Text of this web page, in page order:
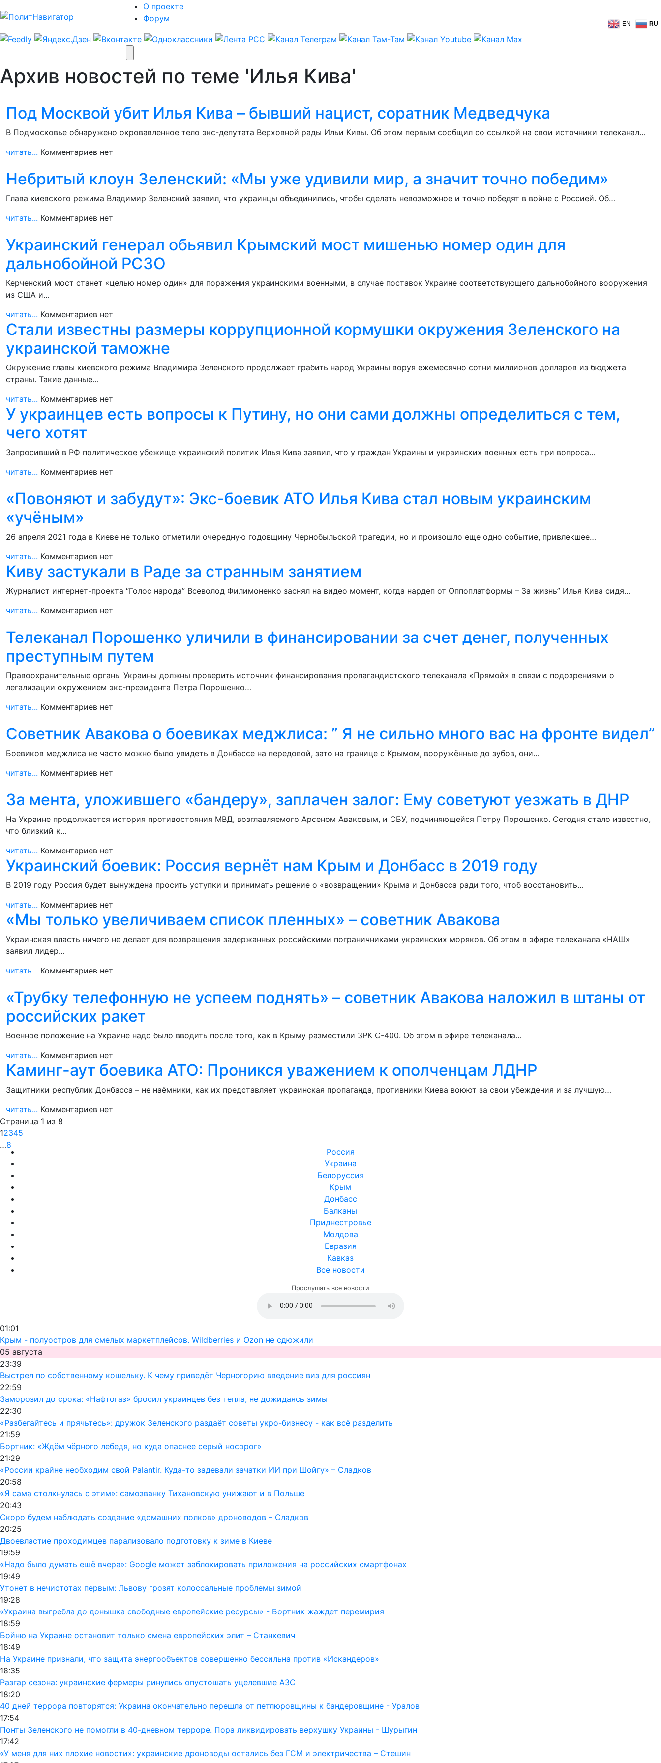
О проекте
Форум
EN RU
Архив новостей по теме 'Илья Кива'
Под Москвой убит Илья Кива – бывший нацист, соратник Медведчука
В Подмосковье обнаружено окровавленное тело экс-депутата Верховной рады Ильи Кивы. Об этом первым сообщил со ссылкой на свои источники телеканал…
читать... Комментариев нет
Небритый клоун Зеленский: «Мы уже удивили мир, а значит точно победим»
Глава киевского режима Владимир Зеленский заявил, что украинцы объединились, чтобы сделать невозможное и точно победят в войне с Россией. Об…
читать... Комментариев нет
Украинский генерал обьявил Крымский мост мишенью номер один для
дальнобойной РСЗО
Керченский мост станет «целью номер один» для поражения украинскими военными, в случае поставок Украине соответствующего дальнобойного вооружения
из США и…
читать... Комментариев нет
Стали известны размеры коррупционной кормушки окружения Зеленского на
украинской таможне
Окружение главы киевского режима Владимира Зеленского продолжает грабить народ Украины воруя ежемесячно сотни миллионов долларов из бюджета
страны. Такие данные…
читать... Комментариев нет
У украинцев есть вопросы к Путину, но они сами должны определиться с тем,
чего хотят
Запросивший в РФ политическое убежище украинский политик Илья Кива заявил, что у граждан Украины и украинских военных есть три вопроса…
читать... Комментариев нет
«Повоняют и забудут»: Экс-боевик АТО Илья Кива стал новым украинским
«учёным»
26 апреля 2021 года в Киеве не только отметили очередную годовщину Чернобыльской трагедии, но и произошло еще одно событие, привлекшее…
читать... Комментариев нет
Киву застукали в Раде за странным занятием
Журналист интернет-проекта “Голос народа” Всеволод Филимоненко заснял на видео момент, когда нардеп от Оппоплатформы – За жизнь” Илья Кива сидя…
читать... Комментариев нет
Телеканал Порошенко уличили в финансировании за счет денег, полученных
преступным путем
Правоохранительные органы Украины должны проверить источник финансирования пропагандистского телеканала «Прямой» в связи с подозрениями о
легализации окружением экс-президента Петра Порошенко…
читать... Комментариев нет
Советник Авакова о боевиках меджлиса: ” Я не сильно много вас на фронте видел”
Боевиков меджлиса не часто можно было увидеть в Донбассе на передовой, зато на границе с Крымом, вооружённые до зубов, они…
читать... Комментариев нет
За мента, уложившего «бандеру», заплачен залог: Ему советуют уезжать в ДНР
На Украине продолжается история противостояния МВД, возглавляемого Арсеном Аваковым, и СБУ, подчиняющейся Петру Порошенко. Сегодня стало известно,
что близкий к…
читать... Комментариев нет
Украинский боевик: Россия вернёт нам Крым и Донбасс в 2019 году
В 2019 году Россия будет вынуждена просить уступки и принимать решение о «возвращении» Крыма и Донбасса ради того, чтоб восстановить…
читать... Комментариев нет
«Мы только увеличиваем список пленных» – советник Авакова
Украинская власть ничего не делает для возвращения задержанных российскими пограничниками украинских моряков. Об этом в эфире телеканала «НАШ»
заявил лидер…
читать... Комментариев нет
«Трубку телефонную не успеем поднять» – советник Авакова наложил в штаны от
российских ракет
Военное положение на Украине надо было вводить после того, как в Крыму разместили ЗРК С-400. Об этом в эфире телеканала…
читать... Комментариев нет
Каминг-аут боевика АТО: Проникся уважением к ополченцам ЛДНР
Защитники республик Донбасса – не наёмники, как их представляет украинская пропаганда, противники Киева воюют за свои убеждения и за лучшую…
читать... Комментариев нет
Страница 1 из 8
12345
…8
Россия
Украина
Белоруссия
Крым
Донбасс
Балканы
Приднестровье
Молдова
Евразия
Кавказ
Все новости
Прослушать все новости
01:01
Крым - полуостров для смелых маркетплейсов. Wildberries и Ozon не сдюжили
05 августа
23:39
Выстрел по собственному кошельку. К чему приведёт Черногорию введение виз для россиян
22:59
Заморозил до срока: «Нафтогаз» бросил украинцев без тепла, не дожидаясь зимы
22:30
«Разбегайтесь и прячьтесь»: дружок Зеленского раздаёт советы укро-бизнесу - как всё разделить
21:59
Бортник: «Ждём чёрного лебедя, но куда опаснее серый носорог»
21:29
«России крайне необходим свой Palantir. Куда-то задевали зачатки ИИ при Шойгу» – Сладков
20:58
«Я сама столкнулась с этим»: самозванку Тихановскую унижают и в Польше
20:43
Скоро будем наблюдать создание «домашних полков» дроноводов – Сладков
20:25
Двоевластие проходимцев парализовало подготовку к зиме в Киеве
19:59
«Надо было думать ещё вчера»: Google может заблокировать приложения на российских смартфонах
19:49
Утонет в нечистотах первым: Львову грозят колоссальные проблемы зимой
19:28
«Украина выгребла до донышка свободные европейские ресурсы» - Бортник жаждет перемирия
18:59
Бойню на Украине остановит только смена европейских элит – Станкевич
18:49
На Украине признали, что защита энергообъектов совершенно бессильна против «Искандеров»
18:35
Разгар сезона: украинские фермеры ринулись опустошать уцелевшие АЗС
18:20
40 дней террора повторятся: Украина окончательно перешла от петлюровщины к бандеровщине - Уралов
17:54
Понты Зеленского не помогли в 40-дневном терроре. Пора ликвидировать верхушку Украины - Шурыгин
17:42
«У меня для них плохие новости»: украинские дроноводы остались без ГСМ и электричества – Стешин